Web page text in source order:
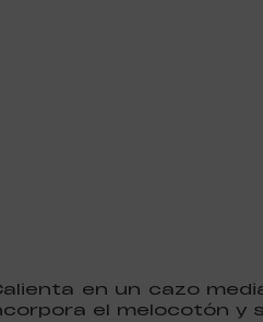
en un cazo
el melocotón y